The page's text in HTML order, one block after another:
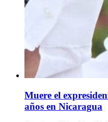
Muere el
años en Nicaragua